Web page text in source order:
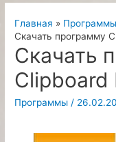
Главная
Программы
Скачать программу
Скачать
Clipboard
Программы /